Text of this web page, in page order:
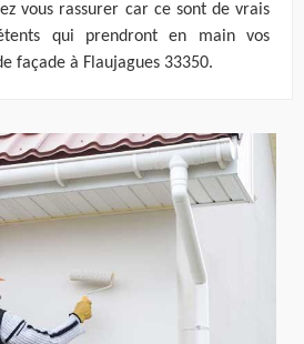
vous rassurer car ce sont de vrais
qui prendront en main vos
façade à Flaujagues 33350.